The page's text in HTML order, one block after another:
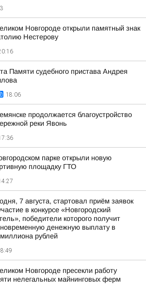
Новгороде открыли памятный знак
Нестерову
Памяти судебного пристава Андрея
18:06
продолжается благоустройство
реки Явонь
парке открыли новую
площадку ГТО
7 августа, стартовал приём заявок
в конкурсе «Новгородский
победители которого получит
денежную выплату в
рублей
Новгороде пресекли работу
нелегальных майнинговых ферм